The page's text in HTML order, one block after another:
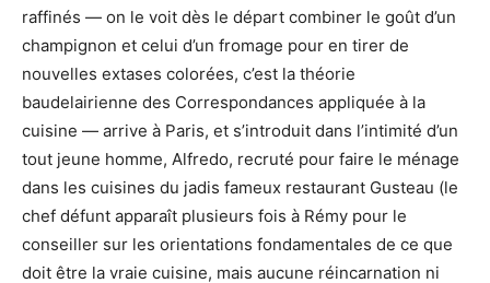
raffinés — on le voit dès le départ combiner le goût d’un
champignon et celui d’un fromage pour en tirer de
nouvelles extases colorées, c’est la théorie
baudelairienne des Correspondances appliquée à la
cuisine — arrive à Paris, et s’introduit dans l’intimité d’un
tout jeune homme, Alfredo, recruté pour faire le ménage
dans les cuisines du jadis fameux restaurant Gusteau (le
chef défunt apparaît plusieurs fois à Rémy pour le
conseiller sur les orientations fondamentales de ce que
doit être la vraie cuisine, mais aucune réincarnation ni